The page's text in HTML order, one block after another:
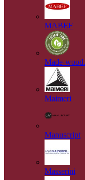
MABEF
Made-
Maimeri
Manuscript
Masserini